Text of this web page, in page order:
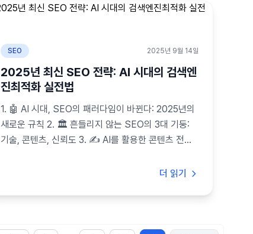
SEO 2025년 9월 14일
2025년 최신 SEO 전략: AI 시대의 검색엔
진최적화 실전법
1. 🤖 AI 시대, SEO의 패러다임이 바뀐다: 2025년의
새로운 규칙 2. 🏛️ 흔들리지 않는 SEO의 3대 기둥:
기술, 콘텐츠, 신뢰도 3. ✍️ AI를 활용한 콘텐츠 전략:
더 읽기